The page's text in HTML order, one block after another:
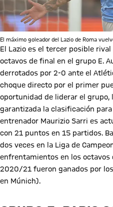
El máximo goleador del Lazio de Roma
El Lazio es el tercer posible
octavos de final en el grupo E.
derrotados por 2-0 ante el
choque directo por el primer
oportunidad de liderar el grupo,
garantizada la clasificación para
entrenador Maurizio Sarri es
con 21 puntos en 15 partidos.
dos veces en la Liga de
enfrentamientos en los octavos
2020/21 fueron ganados por
en Múnich).